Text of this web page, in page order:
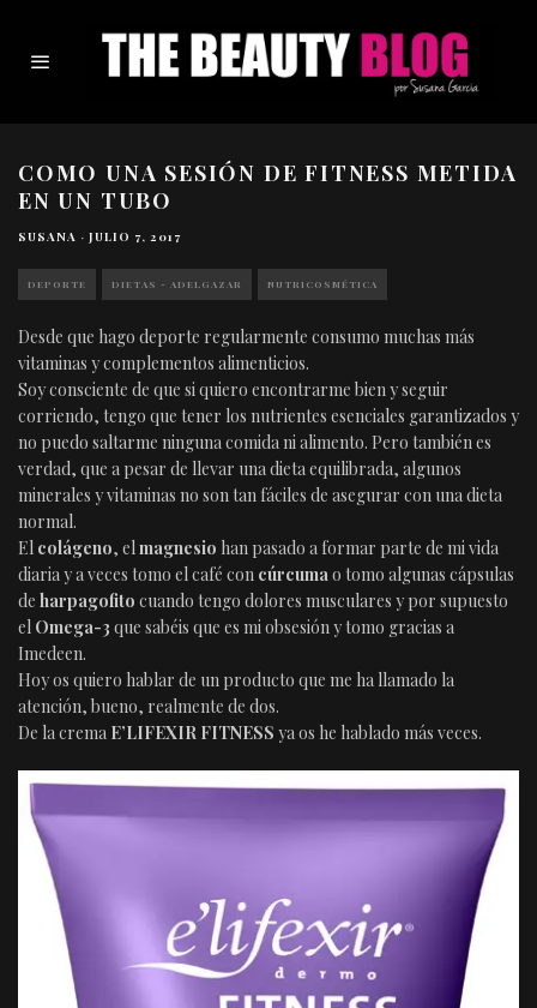
COMO UNA SESIÓN DE FITNESS METIDA
EN UN TUBO
SUSANA · JULIO 7, 2017
DEPORTE DIETAS - ADELGAZAR NUTRICOSMÉTICA
Desde que hago deporte regularmente consumo muchas más
vitaminas y complementos alimenticios.
Soy consciente de que si quiero encontrarme bien y seguir
corriendo, tengo que tener los nutrientes esenciales garantizados y
no puedo saltarme ninguna comida ni alimento. Pero también es
verdad, que a pesar de llevar una dieta equilibrada, algunos
minerales y vitaminas no son tan fáciles de asegurar con una dieta
normal.
El colágeno, elmagnesio han pasado a formar parte de mi vida
diaria y a veces tomo el café con cúrcumao tomo algunas cápsulas
de harpagofito cuando tengo dolores musculares y por supuesto
el Omega-3 que sabéis que es mi obsesión y tomo gracias a
Imedeen.
Hoy os quiero hablar de un producto que me ha llamado la
atención, bueno, realmente de dos.
De la crema E’LIFEXIR FITNESS ya os he hablado más veces.